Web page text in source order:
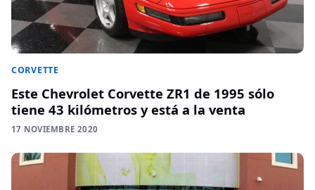
CORVETTE
Este Chevrolet Corvette ZR1 de 1995 sólo
tiene 43 kilómetros y está a la venta
17 NOVIEMBRE 2020